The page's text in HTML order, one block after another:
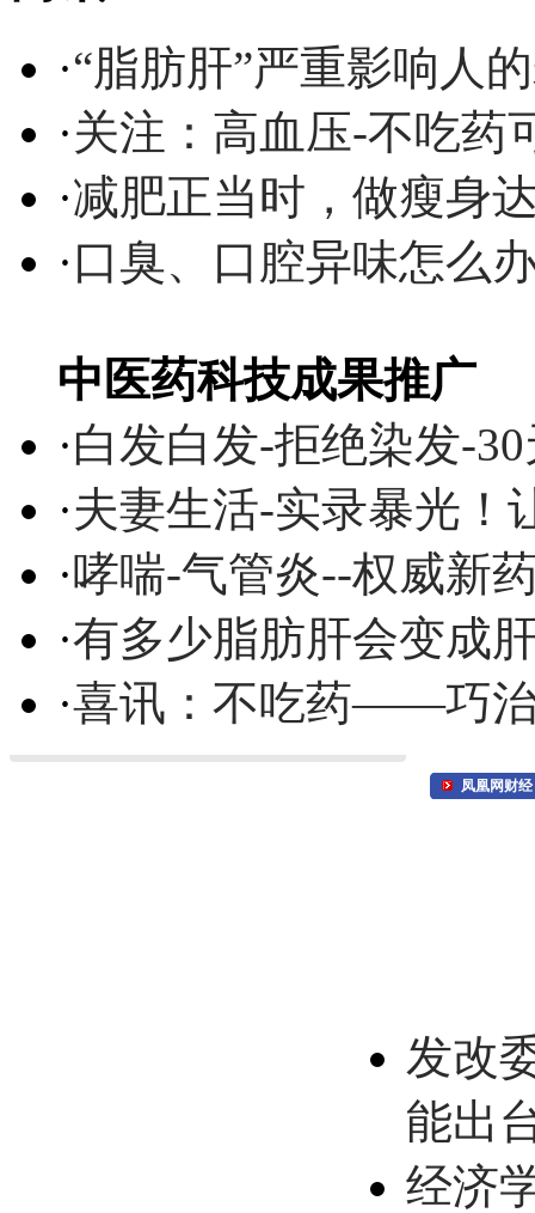
·“脂肪肝”严重影响人
·关注：高血压-不吃药
·减肥正当时，做瘦身
·口臭、口腔异味怎么
中医药科技成果推广
·白发白发-拒绝染发-
·夫妻生活-实录暴光！
·哮喘-气管炎--权威新
·有多少脂肪肝会变成
·喜讯：不吃药——巧
凤凰网财经
发改
能出
经济